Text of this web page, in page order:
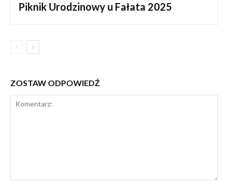
Piknik Urodzinowy u Fałata 2025
ZOSTAW ODPOWIEDŹ